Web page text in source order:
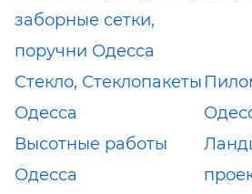
заборные сетки,
поручни Одесса
Стекло, Стеклопакеты
Одесса
Высотные работы
Одесса